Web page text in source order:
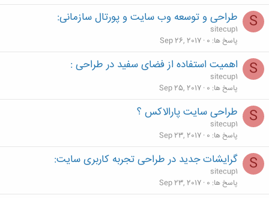
S طراحی و توسعه وب سایت و پورتال سازمانی:
sitecup1
پاسخ ها 0
Sep 26, 2017
S اهمیت استفاده از فضای سفید در طراحی :
sitecup1
پاسخ ها 0
Sep 25, 2017
S طراحی سایت پارالاکس ؟
sitecup1
پاسخ ها 0
Sep 23, 2017
S گرایشات جدید در طراحی تجربه کاربری سایت:
sitecup1
پاسخ ها 0
Sep 23, 2017